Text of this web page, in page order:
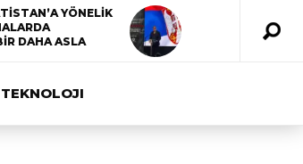
YÖNELİK
DAHA ASLA
TEKNOLOJI